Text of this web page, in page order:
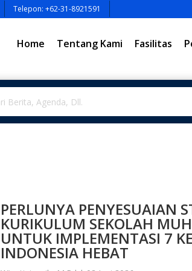
Telepon: +62-31-8921591
Home Tentang Kami Fasilitas
PERLUNYA PENYESUAIAN
KURIKULUM SEKOLAH
UNTUK IMPLEMENTASI 7
INDONESIA HEBAT